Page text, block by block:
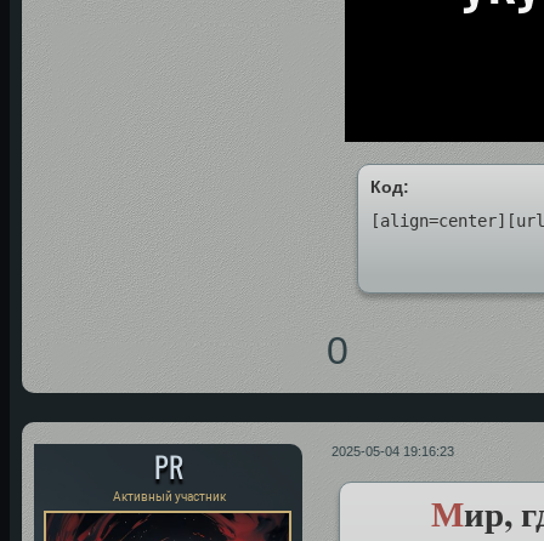
Код:
0
2025-05-04 19:16:23
PR
Активный участник Мир,